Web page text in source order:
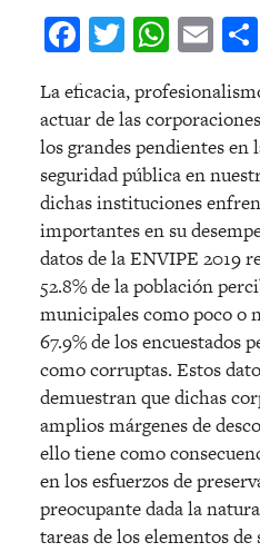
Facebook
Twitter
La eficacia,
actuar de las
los grandes pendientes en
seguridad pública en
dichas instituciones
importantes en su
datos de la ENVIPE 2019
52.8% de la población
municipales como poco o
67.9% de los encuestados
como corruptas. Estos
demuestran que dichas
amplios márgenes de
ello tiene como
en los esfuerzos de
preocupante dada la
tareas de los elementos